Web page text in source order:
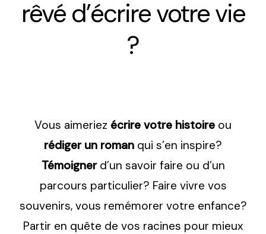
rêvé d’écrire votre vie
?
Vous aimeriez écrire votre histoire ou
rédiger un roman qui s’en inspire?
Témoignerd’un savoir faire ou d’un
parcours particulier? Faire vivre vos
souvenirs, vous remémorer votre enfance?
Partir en quête de vos racines pour mieux